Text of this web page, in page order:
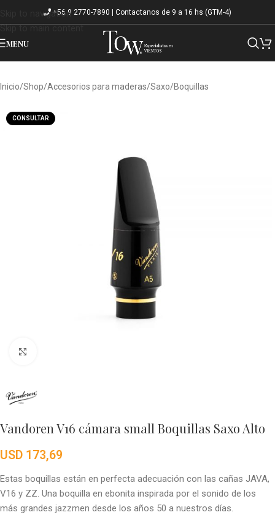
Skip to navigation
Skip to main content
+56 9 2770-7890 | Contactanos de 9 a 16 hs (GTM-4)
MENU
Inicio/Shop/Accesorios para maderas/Saxo/Boquillas
CONSULTAR
Vandoren V16 cámara small Boquillas Saxo Alto
USD 173,69
Estas boquillas están en perfecta adecuación con las cañas JAVA,
V16 y ZZ. Una boquilla en ebonita inspirada por el sonido de los
más grandes jazzmen desde los años 50 a nuestros días.